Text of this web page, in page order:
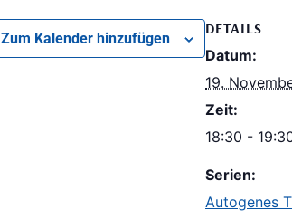
Zum Kalender hinzufügen
DETAILS
Datum:
19.
Zeit:
18:30 -
Serien:
Autogenes